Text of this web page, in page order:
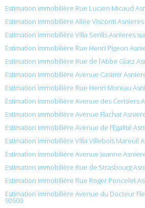
Estimation immobilière Rue Lucien Micaud
Estimation immobilière Allée Visconti
Estimation immobilière Villa Senlis Asnieres
Estimation immobilière Rue Henri Pigeon
Estimation immobilière Rue de l’Abbe Glatz
Estimation immobilière Avenue Casimir
Estimation immobilière Rue Henri Moreau
Estimation immobilière Avenue des Cerisiers
Estimation immobilière Avenue Flachat
Estimation immobilière Avenue de l’Égalité
Estimation immobilière Villa Villebois Mareuil
Estimation immobilière Avenue Jeanne
Estimation immobilière Rue de Strasbourg
Estimation immobilière Rue Roger Poncelet
Estimation immobilière Avenue du Docteur
92600